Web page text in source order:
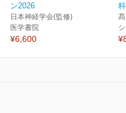
ン2026
日本神経学会(監修)
医学書院
¥6,600